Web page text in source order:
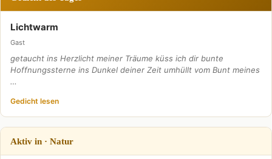
Lichtwarm
Gast
getaucht ins Herzlicht meiner Träume küss ich dir bunte
Hoffnungssterne ins Dunkel deiner Zeit umhüllt vom Bunt meines
…
Gedicht lesen
Aktiv in · Natur